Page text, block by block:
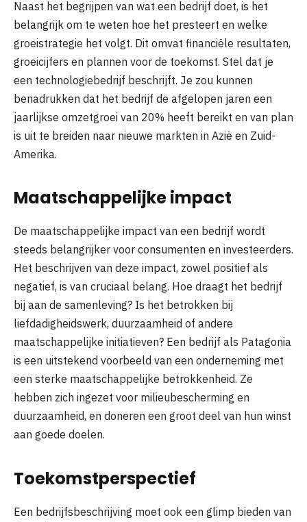
Naast het begrijpen van wat een bedrijf doet, is het
belangrijk om te weten hoe het presteert en welke
groeistrategie het volgt. Dit omvat financiële resultaten,
groeicijfers en plannen voor de toekomst. Stel dat je
een technologiebedrijf beschrijft. Je zou kunnen
benadrukken dat het bedrijf de afgelopen jaren een
jaarlijkse omzetgroei van 20% heeft bereikt en van plan
is uit te breiden naar nieuwe markten in Azië en Zuid-
Amerika.
Maatschappelijke impact
De maatschappelijke impact van een bedrijf wordt
steeds belangrijker voor consumenten en investeerders.
Het beschrijven van deze impact, zowel positief als
negatief, is van cruciaal belang. Hoe draagt het bedrijf
bij aan de samenleving? Is het betrokken bij
liefdadigheidswerk, duurzaamheid of andere
maatschappelijke initiatieven? Een bedrijf als Patagonia
is een uitstekend voorbeeld van een onderneming met
een sterke maatschappelijke betrokkenheid. Ze
hebben zich ingezet voor milieubescherming en
duurzaamheid, en doneren een groot deel van hun winst
aan goede doelen.
Toekomstperspectief
Een bedrijfsbeschrijving moet ook een glimp bieden van